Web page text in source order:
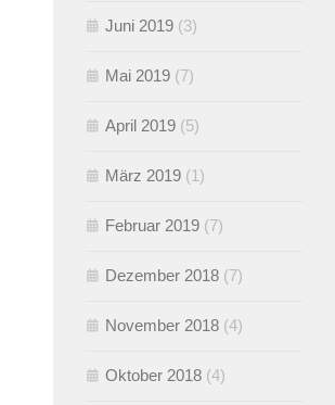
Juni 2019 (3)
Mai 2019 (7)
April 2019 (5)
März 2019 (1)
Februar 2019 (7)
Dezember 2018 (7)
November 2018 (4)
Oktober 2018 (4)